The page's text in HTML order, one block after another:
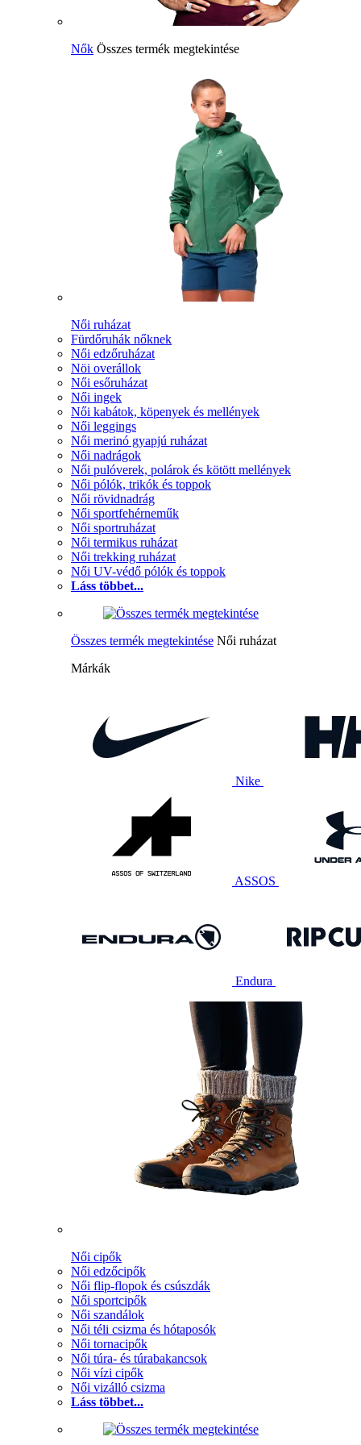
Nők Összes termék megtekintése
Női ruházat
Fürdőruhák nőknek
Női edzőruházat
Nöi overállok
Női esőruházat
Női ingek
Női kabátok, köpenyek és mellények
Női leggings
Női merinó gyapjú ruházat
Női nadrágok
Női pulóverek, polárok és kötött mellények
Női pólók, trikók és toppok
Női rövidnadrág
Női sportfehérneműk
Női sportruházat
Női termikus ruházat
Női trekking ruházat
Női UV-védő pólók és toppok
Láss többet...
Összes termék megtekintése Női ruházat
Márkák
Nike
ASSOS
Endura
Női cipők
Női edzőcipők
Női flip-flopok és csúszdák
Női sportcipők
Női szandálok
Női téli csizma és hótaposók
Női tornacipők
Női túra- és túrabakancsok
Női vízi cipők
Női vizálló csizma
Láss többet...